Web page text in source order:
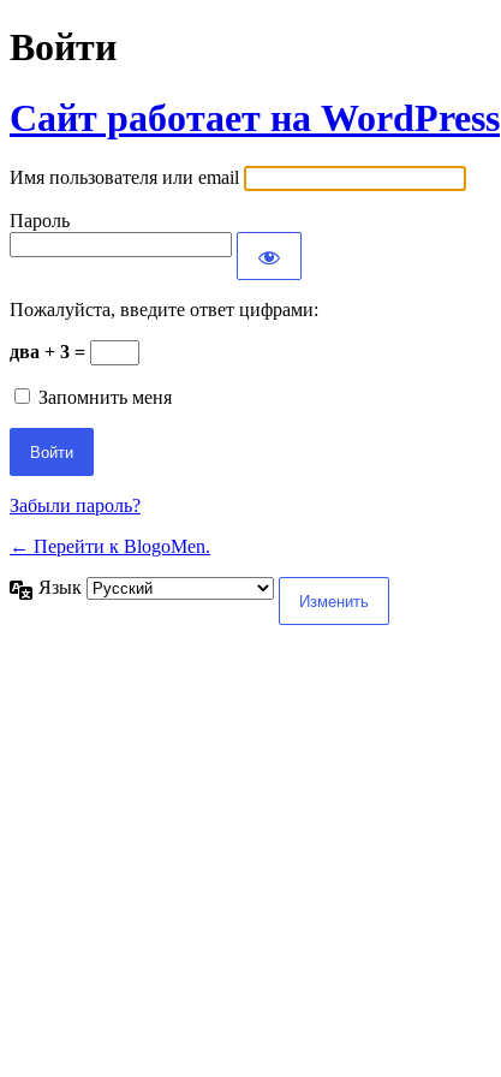
Войти
Сайт работает на WordPress
Имя пользователя или email
Пароль
Пожалуйста, введите ответ цифрами:
два + 3 =
Запомнить меня
Забыли пароль?
← Перейти к BlogoMen.
Язык